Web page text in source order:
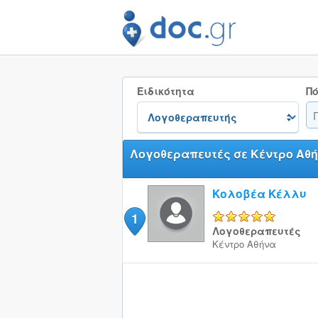
Ειδικότητα
Λογοθεραπευτές σε Κέντρο
1
Κολοβέα Κέλλυ
Λογοθεραπευτές
Κέντρο Αθήνα